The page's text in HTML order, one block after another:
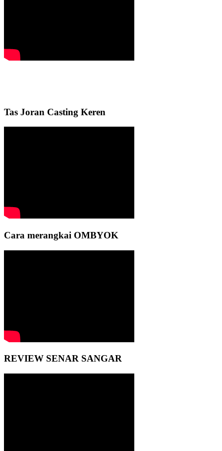
Tas Joran Casting Keren
Cara merangkai OMBYOK
REVIEW SENAR SANGAR